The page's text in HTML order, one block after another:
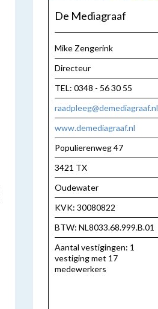
De Mediagraaf
Mike Zengerink
Directeur
TEL: 0348 - 56 30 55
raadpleeg@demediagraaf.nl
www.demediagraaf.nl
Populierenweg 47
3421 TX
Oudewater
KVK: 30080822
BTW: NL8033.68.999.B.01
Aantal vestigingen: 1
vestiging met 17
medewerkers